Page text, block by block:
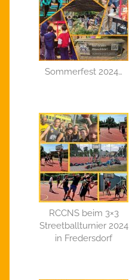
Sommerfest 2024…
RCCNS beim 3×3
Streetballturnier 2024
in Fredersdorf